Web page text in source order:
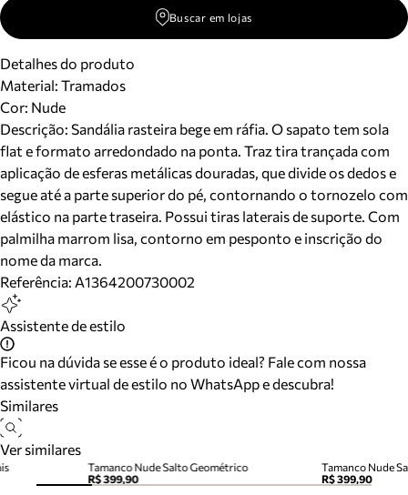
Buscar em lojas
Detalhes do produto
Material: Tramados
Cor: Nude
Descrição: Sandália rasteira bege em ráfia. O sapato tem sola
flat e formato arredondado na ponta. Traz tira trançada com
aplicação de esferas metálicas douradas, que divide os dedos e
segue até a parte superior do pé, contornando o tornozelo com
elástico na parte traseira. Possui tiras laterais de suporte. Com
palmilha marrom lisa, contorno em pesponto e inscrição do
nome da marca.
Referência: A1364200730002
Assistente de estilo
Ficou na dúvida se esse é o produto ideal? Fale com nossa
assistente virtual de estilo no WhatsApp e descubra!
Similares
Ver similares
Tamanco Nude Salto Geométrico
R$ 399,90
Tamanco Nude
R$ 399,90